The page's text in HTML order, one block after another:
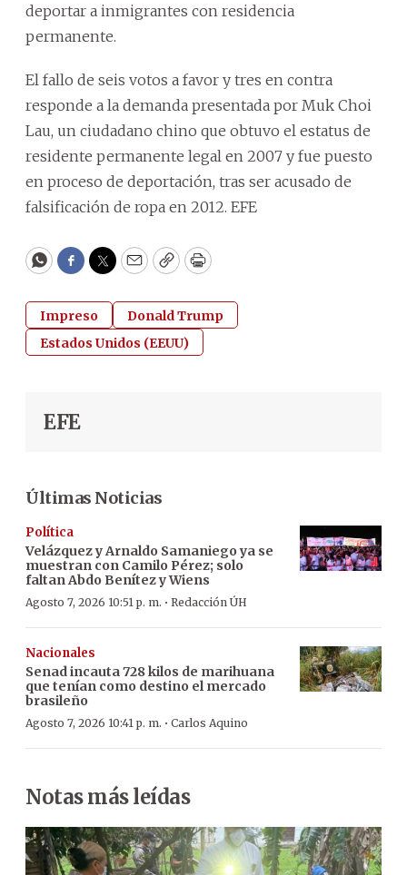
deportar a inmigrantes con residencia
permanente.
El fallo de seis votos a favor y tres en contra
responde a la demanda presentada por Muk Choi
Lau, un ciudadano chino que obtuvo el estatus de
residente permanente legal en 2007 y fue puesto
en proceso de deportación, tras ser acusado de
falsificación de ropa en 2012. EFE
WhatsApp
Facebook
Twitter
EmailCopyPrint
Impreso
Donald Trump
Estados Unidos (EEUU)
EFE
Últimas Noticias
Política
Velázquez y Arnaldo Samaniego ya se
muestran con Camilo Pérez; solo
faltan Abdo Benítez y Wiens
Agosto 7, 2026 10:51 p. m. · Redacción ÚH
Nacionales
Senad incauta 728 kilos de marihuana
que tenían como destino el mercado
brasileño
Agosto 7, 2026 10:41 p. m. · Carlos Aquino
Notas más leídas